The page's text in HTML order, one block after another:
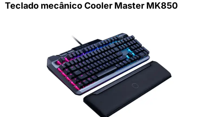
Teclado mecânico Cooler Master MK850